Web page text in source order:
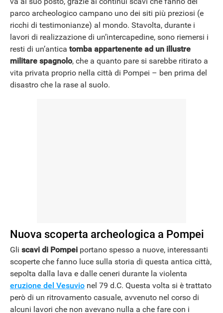
parco archeologico campano uno dei siti più preziosi (e
ricchi di testimonianze) al mondo. Stavolta, durante i
lavori di realizzazione di un’intercapedine, sono riemersi i
resti di un’antica tomba appartenente ad un illustre
militare spagnolo, che a quanto pare si sarebbe ritirato a
vita privata proprio nella città di Pompei – ben prima del
disastro che la rase al suolo.
Nuova scoperta archeologica a Pompei
Gli scavi di Pompei portano spesso a nuove, interessanti
scoperte che fanno luce sulla storia di questa antica città,
sepolta dalla lava e dalle ceneri durante la violenta
eruzione del Vesuvio nel 79 d.C. Questa volta si è trattato
però di un ritrovamento casuale, avvenuto nel corso di
alcuni lavori che non avevano nulla a che fare con i